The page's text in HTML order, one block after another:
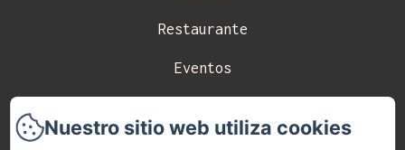
Restaurante
Eventos
Nuestro sitio web utiliza cookies